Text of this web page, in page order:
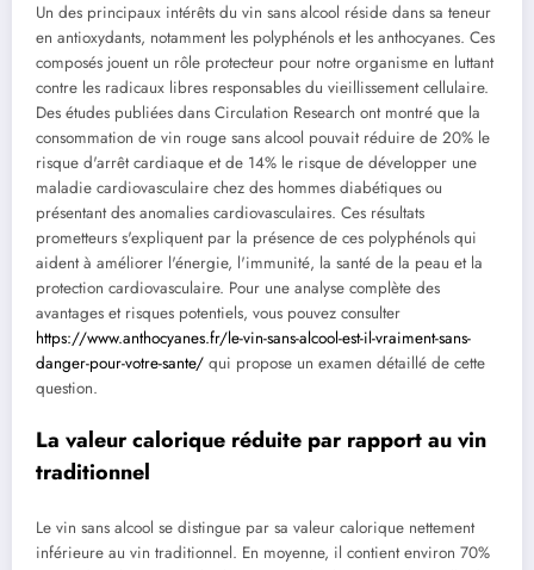
Un des principaux intérêts du vin sans alcool réside dans sa teneur
en antioxydants, notamment les polyphénols et les anthocyanes. Ces
composés jouent un rôle protecteur pour notre organisme en luttant
contre les radicaux libres responsables du vieillissement cellulaire.
Des études publiées dans Circulation Research ont montré que la
consommation de vin rouge sans alcool pouvait réduire de 20% le
risque d'arrêt cardiaque et de 14% le risque de développer une
maladie cardiovasculaire chez des hommes diabétiques ou
présentant des anomalies cardiovasculaires. Ces résultats
prometteurs s'expliquent par la présence de ces polyphénols qui
aident à améliorer l'énergie, l'immunité, la santé de la peau et la
protection cardiovasculaire. Pour une analyse complète des
avantages et risques potentiels, vous pouvez consulter
https://www.anthocyanes.fr/le-vin-sans-alcool-est-il-vraiment-sans-
danger-pour-votre-sante/ qui propose un examen détaillé de cette
question.
La valeur calorique réduite par rapport au vin
traditionnel
Le vin sans alcool se distingue par sa valeur calorique nettement
inférieure au vin traditionnel. En moyenne, il contient environ 70%